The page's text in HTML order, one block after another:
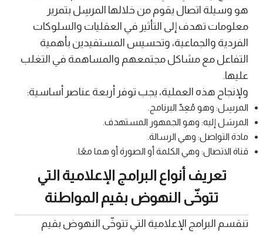
هو وسيلة اتصال يقوم من خلالها المرسِل بتمرير
معلومات تهدف إلى التأثير في العقليات والسلوكات
الفردية والجماعية، وتحسيس المستفيدين بأهمية
التفاعل مع مشاكل مجتمعهم والمساهمة في التغلب
عليها.
ولإنجاح هذه العملية، يجب توفر أربعة عناصر أساسية:
المرسِل: وهو مُعِدّ البرنامج.
المرسَل إليه: وهو الجمهور المستهدف.
مادة التواصل: وهي الرسالة.
قناة الاتصال: وهي الكلمة أو الصورة أو هما معًا.
تعريف أنواع البرامج الإعلامية التي
تتوخّى النهوض بقيم المواطنة
تنقسم البرامج الإعلامية التي تتوخّى النهوض بقيم